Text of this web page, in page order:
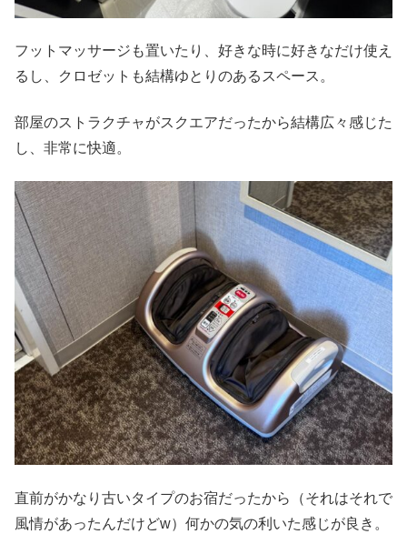
フットマッサージも置いたり、好きな時に好きなだけ使え
るし、クロゼットも結構ゆとりのあるスペース。
部屋のストラクチャがスクエアだったから結構広々感じた
し、非常に快適。
直前がかなり古いタイプのお宿だったから（それはそれで
風情があったんだけどw）何かの気の利いた感じが良き。